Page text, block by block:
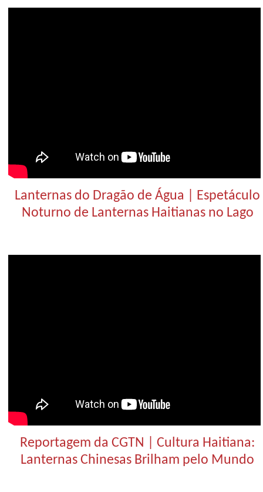
Lanternas do Dragão de Água | Espetáculo
Noturno de Lanternas Haitianas no Lago
Reportagem da CGTN | Cultura Haitiana:
Lanternas Chinesas Brilham pelo Mundo